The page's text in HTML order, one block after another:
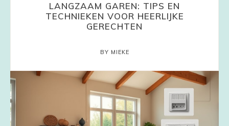
LANGZAAM GAREN: TIPS EN
TECHNIEKEN VOOR HEERLIJKE
GERECHTEN
BY MIEKE